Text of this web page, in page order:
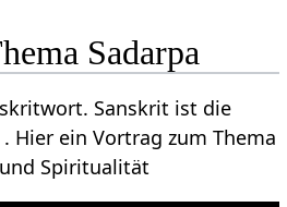
Sadarpa
Sanskrit ist die
. Hier ein Vortrag zum Thema
und Spiritualität